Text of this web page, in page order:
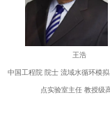
王浩
中国工程院 院士 流域水循环模
点实验室主任 教授级